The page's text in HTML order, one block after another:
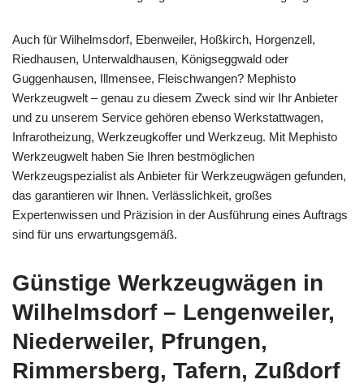
Auch für Wilhelmsdorf, Ebenweiler, Hoßkirch, Horgenzell,
Riedhausen, Unterwaldhausen, Königseggwald oder
Guggenhausen, Illmensee, Fleischwangen? Mephisto
Werkzeugwelt – genau zu diesem Zweck sind wir Ihr Anbieter
und zu unserem Service gehören ebenso Werkstattwagen,
Infrarotheizung, Werkzeugkoffer und Werkzeug. Mit Mephisto
Werkzeugwelt haben Sie Ihren bestmöglichen
Werkzeugspezialist als Anbieter für Werkzeugwägen gefunden,
das garantieren wir Ihnen. Verlässlichkeit, großes
Expertenwissen und Präzision in der Ausführung eines Auftrags
sind für uns erwartungsgemäß.
Günstige Werkzeugwägen in
Wilhelmsdorf – Lengenweiler,
Niederweiler, Pfrungen,
Rimmersberg, Tafern, Zußdorf